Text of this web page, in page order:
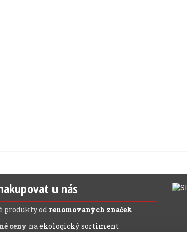
u nás
produkty od renomovaných značek
ceny naekologický sortiment